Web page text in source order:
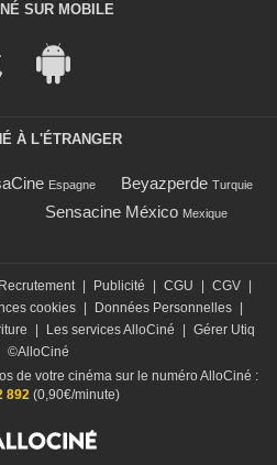
SUR MOBILE
À L'ÉTRANGER
Espagne Beyazperde Turquie
Sensacine México Mexique
Recrutement Publicité CGU CGV
cookies Données Personnelles
Les services AlloCiné
Gérer Utiq
©AlloCiné
de votre cinéma sur le numéro AlloCiné :
892(0,90€/minute)